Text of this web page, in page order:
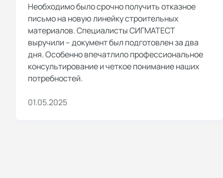
Необходимо было срочно получить отказное
письмо на новую линейку строительных
материалов. Специалисты СИГМАТЕСТ
выручили – документ был подготовлен за два
дня. Особенно впечатлило профессиональное
консультирование и четкое понимание наших
потребностей.
01.05.2025